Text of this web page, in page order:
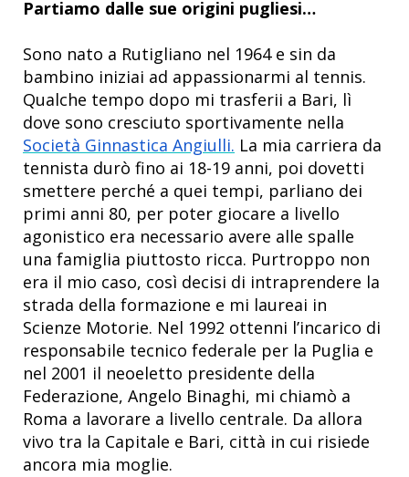
Partiamo dalle sue origini pugliesi…
Sono nato a Rutigliano nel 1964 e sin da
bambino iniziai ad appassionarmi al tennis.
Qualche tempo dopo mi trasferii a Bari, lì
dove sono cresciuto sportivamente nella
Società Ginnastica Angiulli. La mia carriera da
tennista durò fino ai 18-19 anni, poi dovetti
smettere perché a quei tempi, parliano dei
primi anni 80, per poter giocare a livello
agonistico era necessario avere alle spalle
una famiglia piuttosto ricca. Purtroppo non
era il mio caso, così decisi di intraprendere la
strada della formazione e mi laureai in
Scienze Motorie. Nel 1992 ottenni l’incarico di
responsabile tecnico federale per la Puglia e
nel 2001 il neoeletto presidente della
Federazione, Angelo Binaghi, mi chiamò a
Roma a lavorare a livello centrale. Da allora
vivo tra la Capitale e Bari, città in cui risiede
ancora mia moglie.